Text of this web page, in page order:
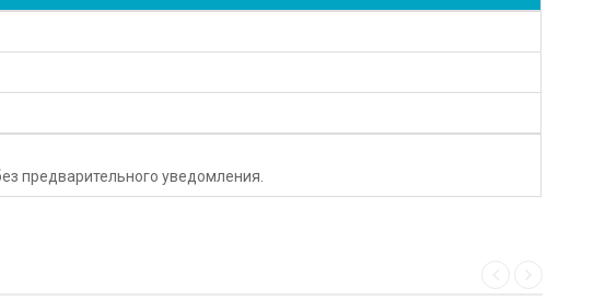
предварительного уведомления.